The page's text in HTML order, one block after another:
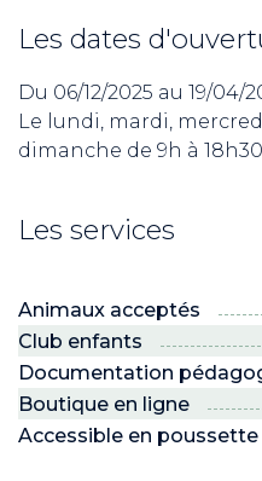
Les dates
Du 06/12/2025 au 19/04/
Le lundi, mardi,
dimanche de 9h à
Les services
Animaux acceptés
Club enfants
Documentation
Boutique en ligne
Accessible en poussette